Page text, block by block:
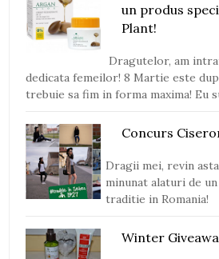
un produs
Plant!
Dragutelor, am
dedicata femeilor! 8 Martie este
trebuie sa fim in forma maxima! Eu
Concurs
Dragii mei, revin
minunat alaturi de
traditie in Romania!
Winter